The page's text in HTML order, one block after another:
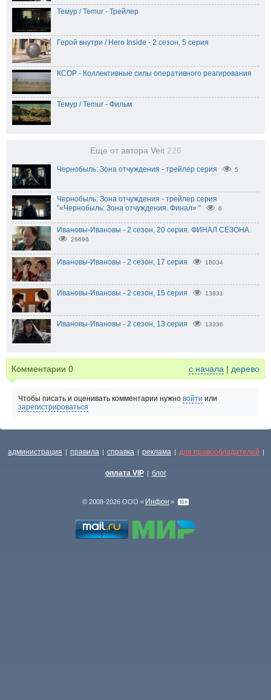
Темур / Temur - Трейлер
Герой внутри / Hero Inside - 2 сезон, 5 серия
КСОР - Коллективные силы оперативного реагирования
Темур / Temur - Фильм
Еще от автора Veit 226
Чернобыль: Зона отчуждения - трейлер серия 5
Чернобыль: Зона отчуждения - трейлер серия
"«Чернобыль: Зона отчуждения. Финал» "
6
Ивановы-Ивановы - 2 сезон, 20 серия. ФИНАЛ СЕЗОНА.
26696
Ивановы-Ивановы - 2 сезон, 17 серия 18034
Ивановы-Ивановы - 2 сезон, 15 серия 13831
Ивановы-Ивановы - 2 сезон, 13 серия 13336
Комментарии 0 с начала | дерево
Чтобы писать и оценивать комментарии нужно войти или
зарегистрироваться
администрация | правила | справка | реклама | для правообладателей |
оплата VIP | блог
© 2008-2026 ООО « Инфон »